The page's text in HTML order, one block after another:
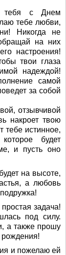
тебя с Днем
тебе любви,
Никогда не
на них
настроения!
твои глаза
надеждой!
самой
за собой
отзывчивой
накроет твою
тебе истинное,
будет
и пусть оно
на высоте,
а любовь
задача!
под силу.
а также прошу
и пожелаю ей